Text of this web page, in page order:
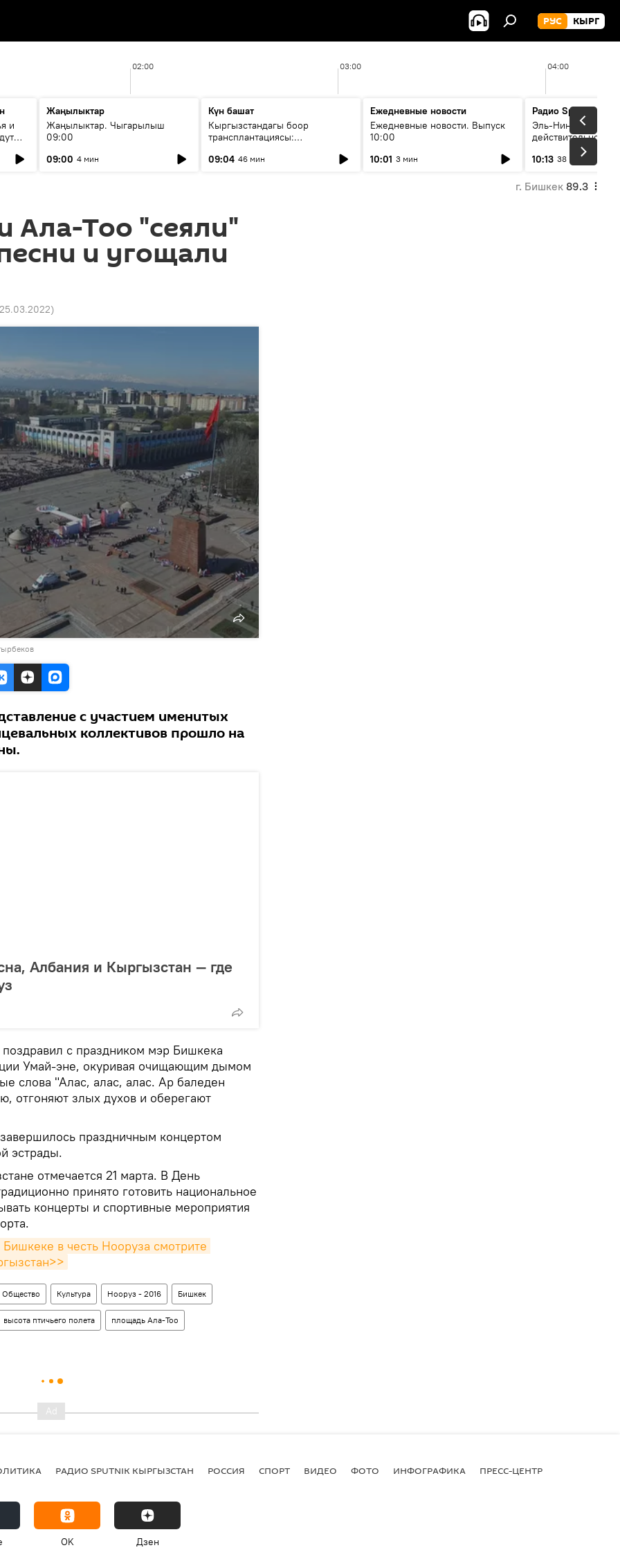
РУС КЫРГ
02:00 03:00 04:00
и
Жаңылыктар
Жаңылыктар. Чыгарылыш
09:00
09:00 4 мин
Күн башат
Кыргызстандагы боор
трансплантациясы:
келечеги
09:04 46 мин
Ежедневные новости
Ежедневные новости. Выпуск
10:00
10:01 3 мин
Радио Sputnik
Эль-Ниньо, жара и
действительно
погоду в
10:13 38 мин
г. Бишкек 89.3
Ала-Тоо "сеяли"
и угощали
25.03.2022)
с участием именитых
коллективов прошло на
Албания и Кыргызстан — где
с праздником мэр Бишкека
Умай-эне, окуривая очищающим дымом
слова "Алас, алас, алас. Ар баледен
отгоняют злых духов и оберегают
праздничным концертом
эстрады.
отмечается 21 марта. В День
принято готовить национальное
концерты и спортивные мероприятия
в честь Нооруза смотрите
Общество Культура Нооруз - 2016 Бишкек
высота птичьего полета площадь Ала-Тоо
РАДИО SPUTNIK КЫРГЫЗСТАН РОССИЯ СПОРТ ВИДЕО ФОТО ИНФОГРАФИКА ПРЕСС-ЦЕНТР
OK Дзен